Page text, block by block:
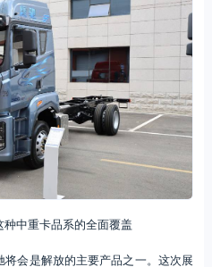
中重卡品系的全面覆盖
会是解放的主要产品之一。这次展